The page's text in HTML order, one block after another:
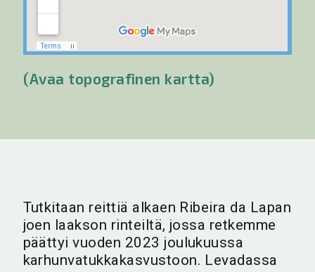
(Avaa topografinen kartta)
Tutkitaan reittiä alkaen Ribeira da Lapan
joen laakson rinteiltä, jossa retkemme
päättyi vuoden 2023 joulukuussa
karhunvatukkakasvustoon. Levadassa